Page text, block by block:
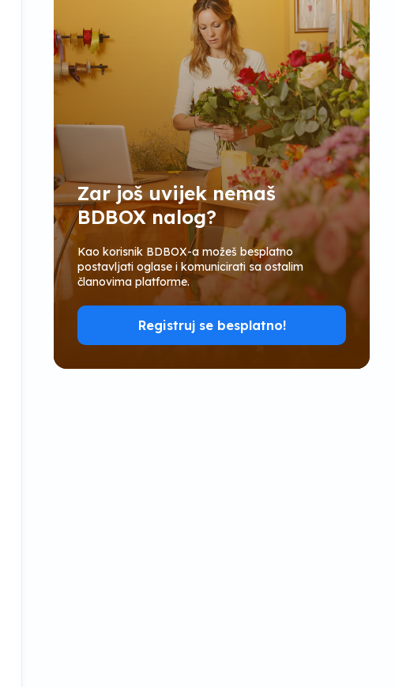
Zar još uvijek nemaš
BDBOX nalog?
Kao korisnik BDBOX-a možeš besplatno
postavljati oglase i komunicirati sa ostalim
članovima platforme.
Registruj se besplatno!